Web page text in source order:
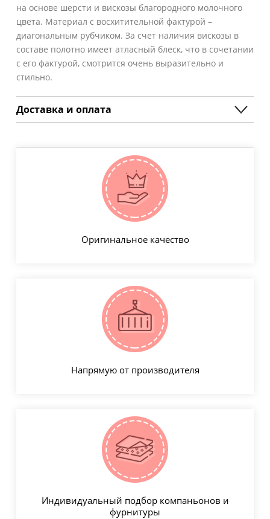
на основе шерсти и вискозы благородного молочного
цвета. Материал с восхитительной фактурой –
диагональным рубчиком. За счет наличия вискозы в
составе полотно имеет атласный блеск, что в сочетании
с его фактурой, смотрится очень выразительно и
стильно.
Доставка и оплата
Оригинальное качество
Напрямую от производителя
Индивидуальный подбор компаньонов и
фурнитуры